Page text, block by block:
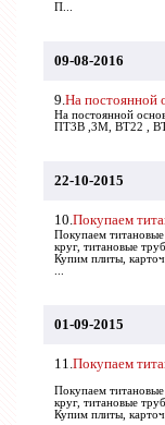
П...
09-08-2016
9.На постоянной
На постоянной
ПТ3В ,3М, ВТ22 ,
22-10-2015
10.Покупаем
Покупаем
круг, титановые
Купим плиты,
01-09-2015
11.Покупаем
Покупаем
круг, титановые
Купим плиты,